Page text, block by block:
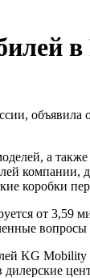
в
а
коробки
от 3,59
вопросы
KG